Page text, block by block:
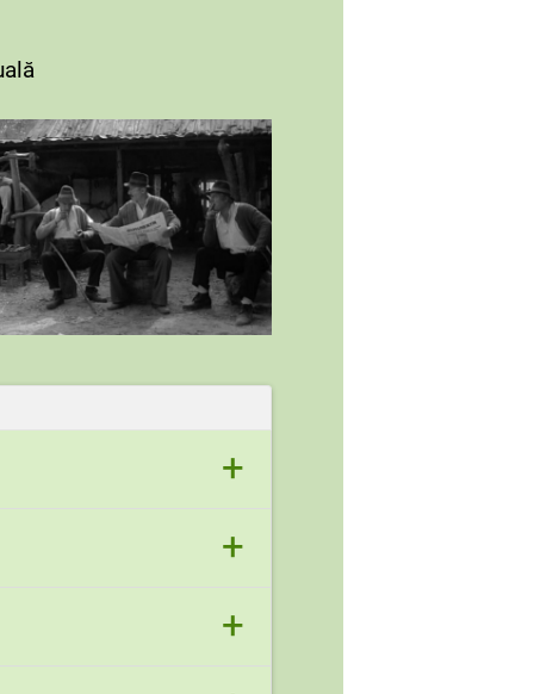
+
una reală, marcată de
în stabilitatea
+
personajele ce
spațio-temporale (satul
+